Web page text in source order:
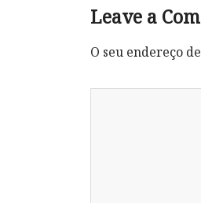
Leave a
O seu endereço